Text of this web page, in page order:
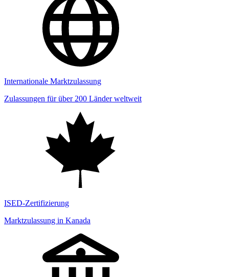
Internationale Marktzulassung
Zulassungen für über 200 Länder weltweit
ISED-Zertifizierung
Marktzulassung in Kanada